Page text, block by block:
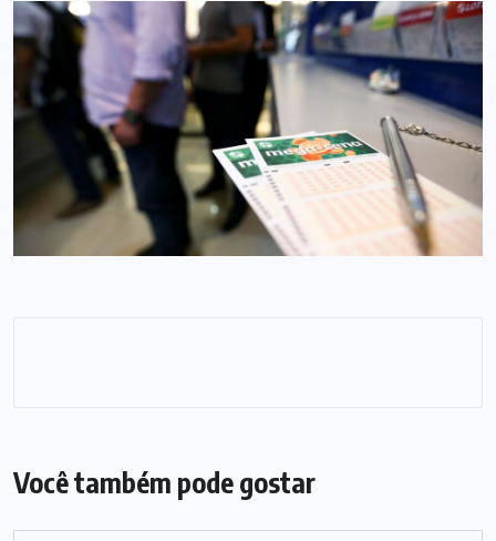
Você também pode gostar